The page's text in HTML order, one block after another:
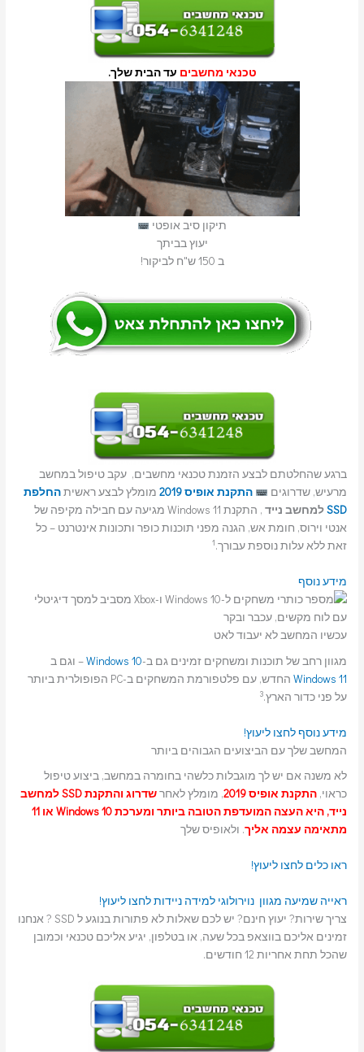
טכנאי מחשבים עד הבית שלך.
תיקון סיב אופטי
יעוץ בביתך
ב 150 ש"ח לביקור!
ברגע שהחלטתם לבצע הזמנת טכנאי מחשבים, עקב טיפול במחשב
מרעיש, שדרוגים
התקנת אופיס 2019 מומלץ לבצע ראשיתהחלפת
SSDלמחשב נייד
, התקנת Windows 11 מגיעה עם חבילה מקיפה של
אנטי וירוס, חומת אש, הגנה מפני תוכנות כופר ותכונות אינטרנט – כל
זאת ללא עלות נוספת עבורך.1
מידע נוסף
עכשיו המחשב לא יעבוד לאט
מגוון רחב של תוכנות ומשחקים זמינים גם ב-Windows 10– וגם ב
Windows 11
החדש, עם פלטפורמת המשחקים ב-PC הפופולרית ביותר
על פני כדור הארץ.3
מידע נוסףלחצו ליעוץ!
המחשב שלך עם הביצועים הגבוהים ביותר
לא משנה אם יש לך מוגבלות כלשהי בחומרה במחשב, ביצוע טיפול
כראוי,התקנת אופיס 2019 , מומלץ לאחר
שדרוג והתקנת SSD למחשב
נייד, היא העצה המועדפת הטובה ביותר ומערכת Windows 10 או 11
מתאימה עצמה אליך. ולאופיס שלך
ראו כלים לחצו ליעוץ!
ראייה שמיעה מגוון נוירולוגי למידה ניידותלחצו ליעוץ!
צריך שירות? יעוץ חינם? יש לכם שאלות לא פתורות בנוגע ל SSD ? אנחנו
זמינים אליכם בווצאפ בכל שעה, או בטלפון, יגיע אליכם טכנאי וכמובן
שהכל תחת אחריות 12 חודשים.